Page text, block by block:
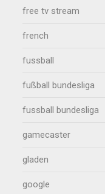
free tv stream
french
fussball
fußball bundesliga
fussball bundesliga
gamecaster
gladen
google